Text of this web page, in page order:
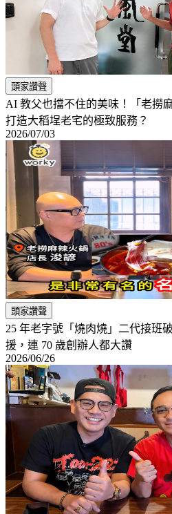
頭家讚聲
AI 教父也擋不住的美味！「老撈
打造大稻埕老宅的極致服務？
2026/07/03
頭家讚聲
25 年老字號「燒肉燒」二代接班
援，連 70 歲創辦人都大讚
2026/06/26